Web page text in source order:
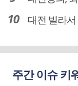
대전 빌라서
주간 이슈 키